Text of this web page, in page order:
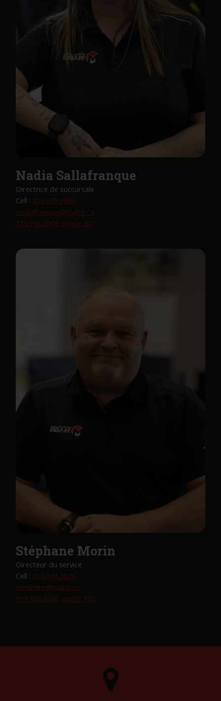
Nadia Sallafranque
Directrice de succursale
Cell : 819.279.5909
nsallafranque@mabo.ca
819.768.2008, poste 301
Stéphane Morin
Directeur du service
Cell : 819.649.2626
servicern@mabo.ca
819.768.2008, poste 350